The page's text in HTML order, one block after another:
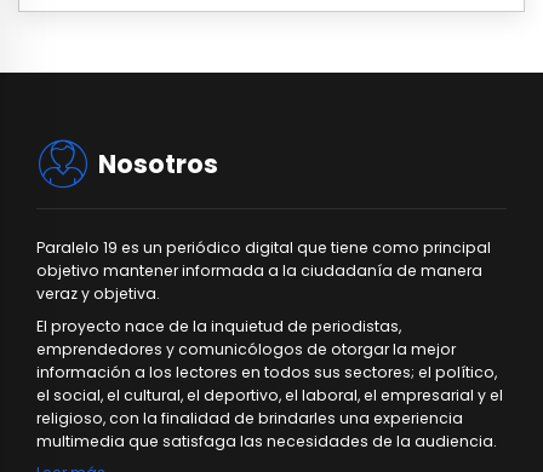
Nosotros
Paralelo 19 es un periódico digital que tiene como principal
objetivo mantener informada a la ciudadanía de manera
veraz y objetiva.
El proyecto nace de la inquietud de periodistas,
emprendedores y comunicólogos de otorgar la mejor
información a los lectores en todos sus sectores; el político,
el social, el cultural, el deportivo, el laboral, el empresarial y el
religioso, con la finalidad de brindarles una experiencia
multimedia que satisfaga las necesidades de la audiencia.